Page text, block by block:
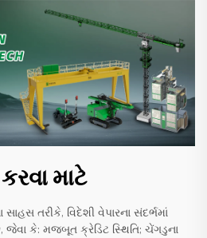
માટે
સાહસ તરીકે, વિદેશી વેપારના સંદર્ભમાં
કે: મજબૂત ક્રેડિટ સ્થિતિ; ચેંગડુના